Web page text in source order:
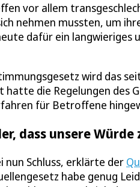
vor allem
nehmen mussten, um
dafür ein
wird das
hatte die Regelungen des
für Betroffene
dass unsere
Schluss, erklärte der
habe genug